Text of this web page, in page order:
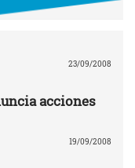
23/09/2008
acciones
19/09/2008